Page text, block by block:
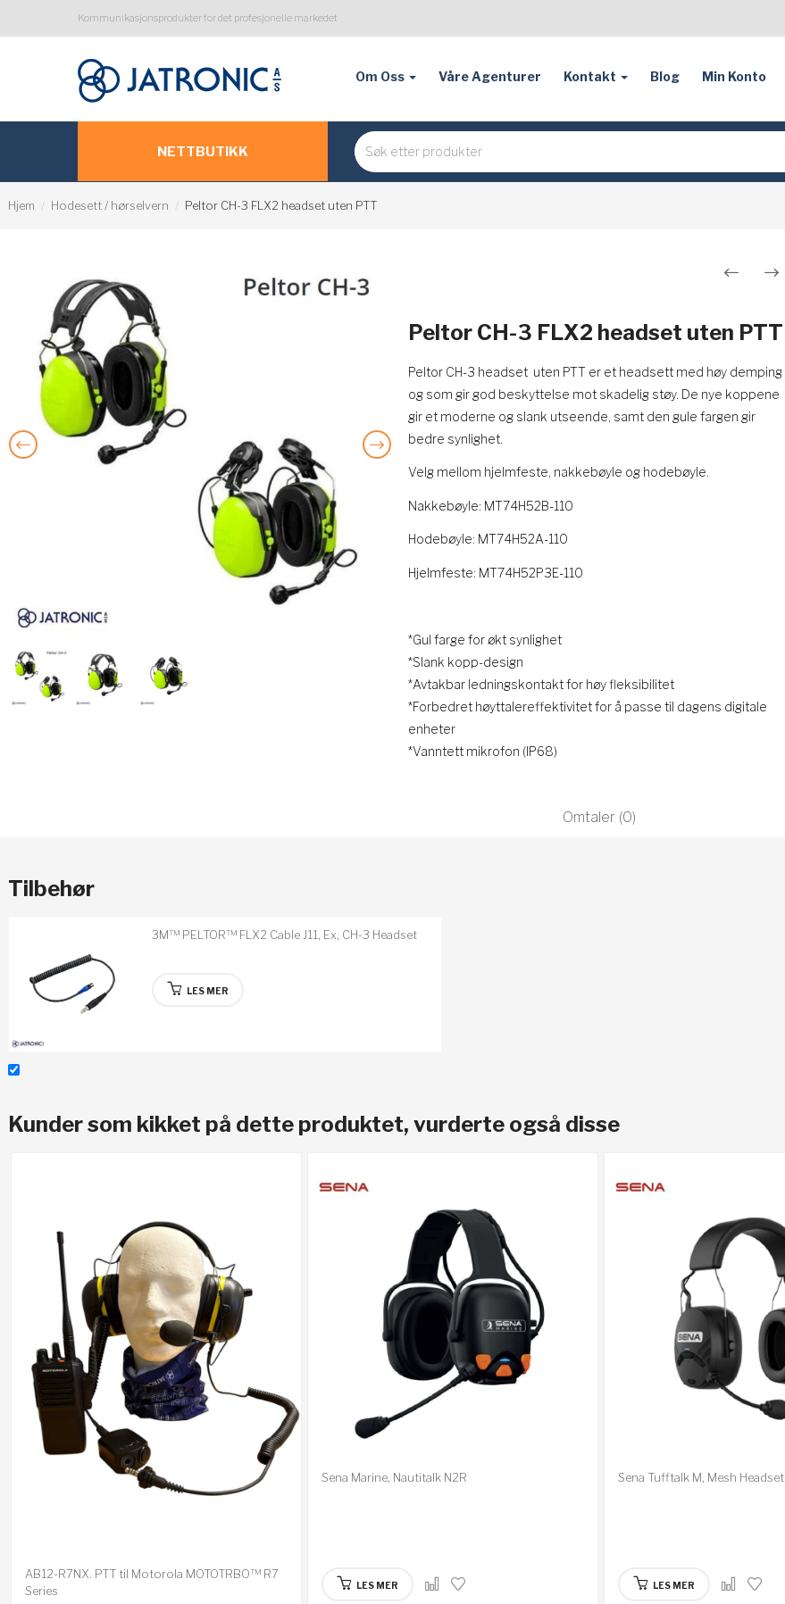
Kommunikasjonsprodukter for det profesjonelle markedet
Om Oss Våre Agenturer Kontakt Blog Min Konto
NETTBUTIKK
Hjem Hodesett / hørselvern Peltor CH-3 FLX2 headset uten PTT
Peltor CH-3 FLX2 headset uten PTT
Peltor CH-3 headset uten PTT er et headsett med høy demping
og som gir god beskyttelse mot skadelig støy. De nye koppene
gir et moderne og slank utseende, samt den gule fargen gir
bedre synlighet.
Velg mellom hjelmfeste, nakkebøyle og hodebøyle.
Nakkebøyle: MT74H52B-110
Hodebøyle: MT74H52A-110
Hjelmfeste: MT74H52P3E-110
*Gul farge for økt synlighet
*Slank kopp-design
*Avtakbar ledningskontakt for høy fleksibilitet
*Forbedret høyttalereffektivitet for å passe til dagens digitale
enheter
*Vanntett mikrofon (IP68)
Omtaler (0)
Tilbehør
3M™ PELTOR™ FLX2 Cable J11, Ex, CH-3 Headset
LES MER
Kunder som kikket på dette produktet, vurderte også disse
AB12-R7NX. PTT til Motorola MOTOTRBO™ R7
Series
Sena Marine, Nautitalk N2R
LES MER
Sena Tufftalk M, Mesh Headset
LES MER